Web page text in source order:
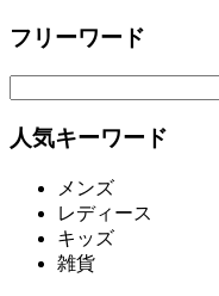
フリーワード
人気キーワード
メンズ
レディース
キッズ
雑貨